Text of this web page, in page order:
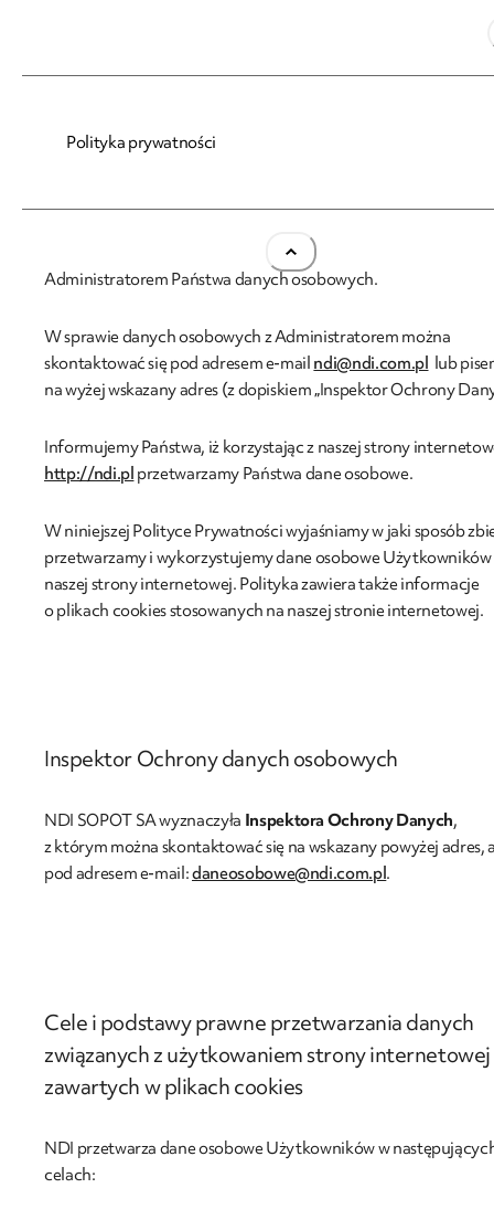
Polityka prywatności
Polityka prywatności i ochrony danych
osobowych
przy ul. Powstańców Warszawy 19, 81-718 Sopot, która jest
Administratorem Państwa danych osobowych.
W sprawie danych osobowych z Administratorem można
skontaktować się pod adresem e-mail ndi@ndi.com.pl lub
na wyżej wskazany adres (z dopiskiem „Inspektor Ochrony
Informujemy Państwa, iż korzystając z naszej strony
http://ndi.pl przetwarzamy Państwa dane osobowe.
W niniejszej Polityce Prywatności wyjaśniamy w jaki sposób
przetwarzamy i wykorzystujemy dane osobowe Użytkowników
naszej strony internetowej. Polityka zawiera także informacje
o plikach cookies stosowanych na naszej stronie internetowej.
Inspektor Ochrony danych osobowych
NDI SOPOT SA wyznaczyła Inspektora Ochrony Danych,
z którym można skontaktować się na wskazany powyżej adres,
pod adresem e-mail:daneosobowe@ndi.com.pl.
Cele i podstawy prawne przetwarzania danych
związanych z użytkowaniem strony internetowej
zawartych w plikach cookies
NDI przetwarza dane osobowe Użytkowników w
celach: